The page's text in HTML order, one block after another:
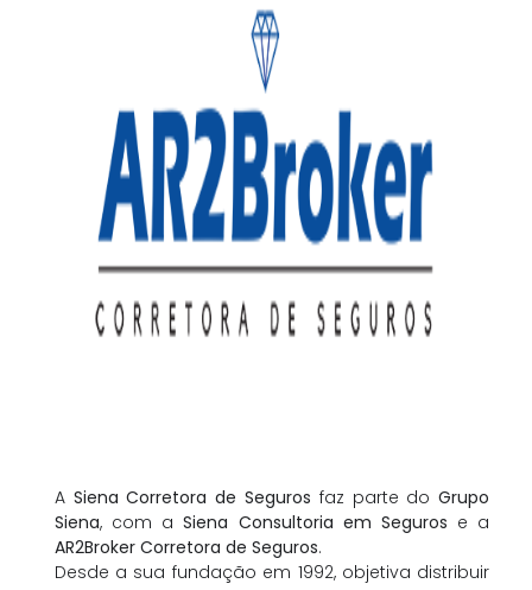
A Siena Corretora de Seguros faz parte doGrupo
Siena, com aSiena Consultoria em Seguros e a
AR2Broker Corretora de Seguros.
Desde a sua fundação em 1992, objetiva distribuir